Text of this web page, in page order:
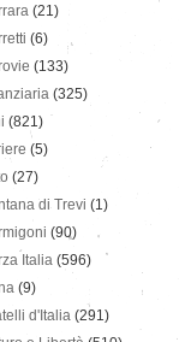
(21)
(6)
(133)
(325)
(821)
(5)
(27)
di Trevi (1)
(90)
Italia (596)
(9)
d'Italia (291)